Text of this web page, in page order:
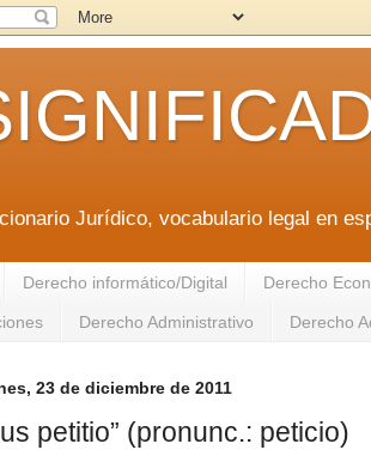
Jurídico, vocabulario legal en
Derecho informático/Digital Derecho
Derecho Administrativo Derecho
23 de diciembre de 2011
petitio” (pronunc.: peticio)